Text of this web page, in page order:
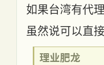
如果台湾有代
虽然说可以直
理业肥龙